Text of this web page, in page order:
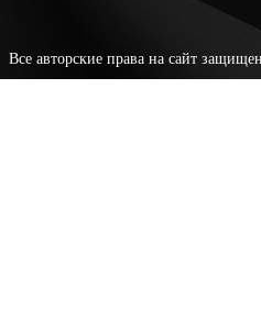
Все авторские права на сайт